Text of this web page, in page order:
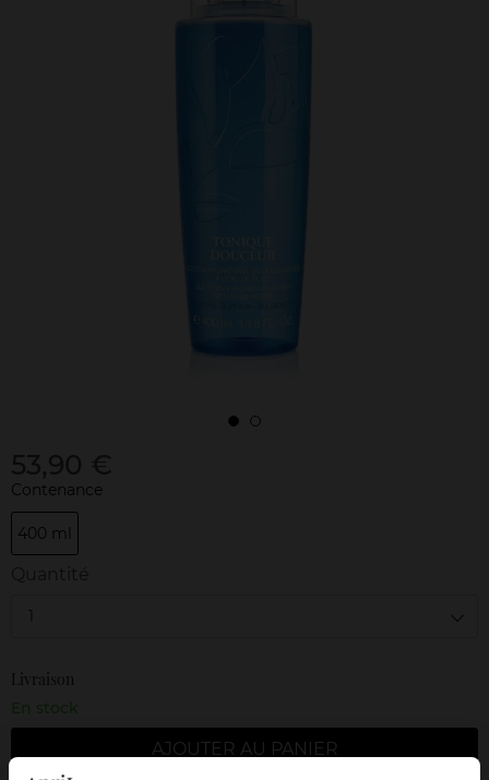
Contenance
400 ml
1
Livraison
En stock
AJOUTER AU PANIER